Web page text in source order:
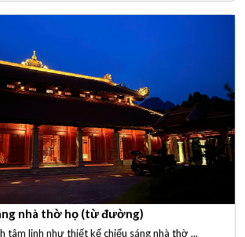
nhà thờ họ (từ đường)
tâm linh như thiết kế chiếu sáng nhà thờ ...